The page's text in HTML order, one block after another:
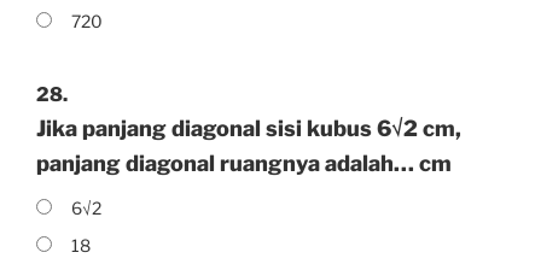
720
28.
Jika panjang diagonal sisi kubus 6√2 cm,
panjang diagonal ruangnya adalah… cm
6√2
18